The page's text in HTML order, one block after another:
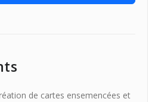
de cartes ensemencées et